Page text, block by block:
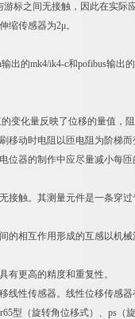
标之间无接触，因此在实际
缩传感器为2μ。
的mk4/ik4-c和pofibus输出
变化量反映了位移的量值，
动时电阻以匝电阻为阶梯
器的制作中应尽量减小每
触。其测量元件是一条穿
相互作用形成的互感以机
有更高的精度和重复性。
性传感器。线性位移传感器
型（旋转角位移式）、ps（